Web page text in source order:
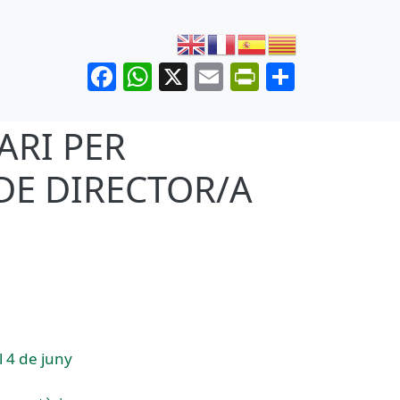
Facebook
WhatsApp
X Email
PER
DIRECTOR/A
4 de juny